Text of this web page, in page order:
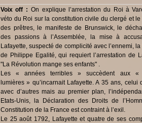
Voix off : On explique l’arrestation du Roi à
véto du Roi sur la constitution civile du clergé et le
des prêtres, le manifeste de Brunswick, le
des passions à l’Assemblée, la mise à
Lafayette, suspecté de complicité avec l’ennemi,
de Philippe Egalité, qui requiert l’arrestation de
"La Révolution mange ses enfants" .
Les « années terribles » succèdent aux «
lumières » qu’incarnait Lafayette. A 35 ans, celui
avec d’autres mais au premier plan,
Etats-Unis, la Déclaration des Droits de
Constitution de la France est contraint à l’exil.
Le 25 août 1792, Lafayette et quatre de ses